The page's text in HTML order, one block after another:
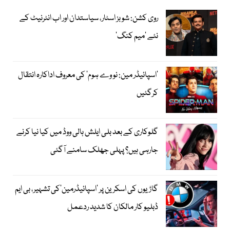
روی کشن: شوبز اسٹار، سیاستدان اور اب انٹرنیٹ کے
نئے ’میم کنگ‘
’اسپائیڈر مین: نو وے ہوم‘ کی معروف اداکارہ انتقال
کرگئیں
گلوکاری کے بعد بلی ایلش ہالی ووڈ میں کیا نیا کرنے
جارہی ہیں؟ پہلی جھلک سامنے آگئی
گاڑیوں کی اسکرین پر ’اسپائیڈرمین‘کی تشہیر، بی ایم
ڈبلیو کار مالکان کا شدید ردعمل